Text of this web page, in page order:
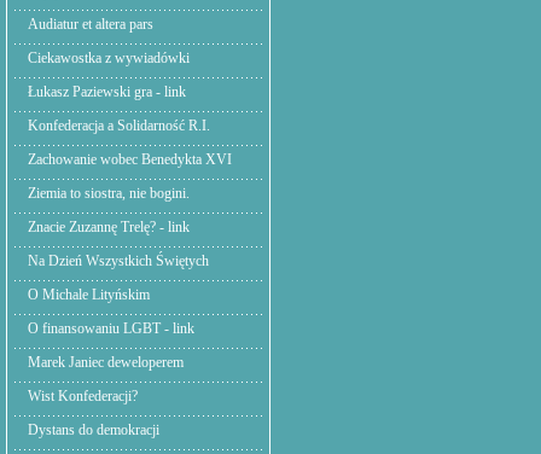
Audiatur et altera pars
Ciekawostka z wywiadówki
Łukasz Paziewski gra - link
Konfederacja a Solidarność R.I.
Zachowanie wobec Benedykta XVI
Ziemia to siostra, nie bogini.
Znacie Zuzannę Trelę? - link
Na Dzień Wszystkich Świętych
O Michale Lityńskim
O finansowaniu LGBT - link
Marek Janiec deweloperem
Wist Konfederacji?
Dystans do demokracji